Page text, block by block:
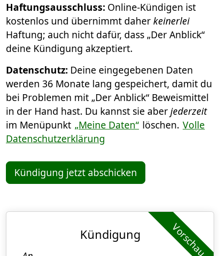
Haftungsausschluss: Online-Kündigen ist
kostenlos und übernimmt daherkeinerlei
Haftung; auch nicht dafür, dass „Der Anblick“
deine Kündigung akzeptiert.
Datenschutz: Deine eingegebenen Daten
werden 36 Monate lang gespeichert, damit du
bei Problemen mit „Der Anblick“ Beweismittel
in der Hand hast. Du kannst sie aberjederzeit
im Menüpunkt „Meine Daten“ löschen. Volle
Datenschutzerklärung
Kündigung jetzt abschicken
Vorschau
Kündigung